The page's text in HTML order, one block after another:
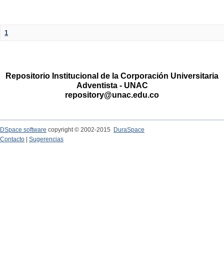
1
Repositorio Institucional de la Corporación Universitaria
Adventista - UNAC
repository@unac.edu.co
DSpace software copyright © 2002-2015
DuraSpace
Contacto
Sugerencias